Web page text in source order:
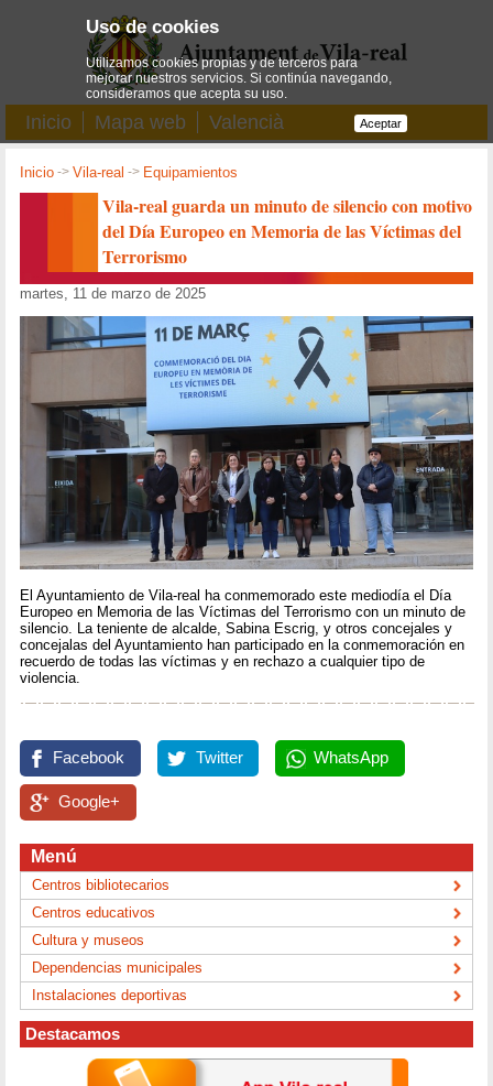
Inicio Mapa web Valencià
Inicio ->Vila-real -> Equipamientos
Vila-real guarda un minuto de silencio con motivo
del Día Europeo en Memoria de las Víctimas del
Terrorismo
martes, 11 de marzo de 2025
El Ayuntamiento de Vila-real ha conmemorado este mediodía el Día
Europeo en Memoria de las Víctimas del Terrorismo con un minuto de
silencio. La teniente de alcalde, Sabina Escrig, y otros concejales y
concejalas del Ayuntamiento han participado en la conmemoración en
recuerdo de todas las víctimas y en rechazo a cualquier tipo de
violencia.
Facebook Twitter WhatsApp
Google+
Menú
Centros bibliotecarios
Centros educativos
Cultura y museos
Dependencias municipales
Instalaciones deportivas
Destacamos
Uso de cookies
Utilizamos cookies propias y de terceros para
mejorar nuestros servicios. Si continúa navegando,
consideramos que acepta su uso.
Aceptar